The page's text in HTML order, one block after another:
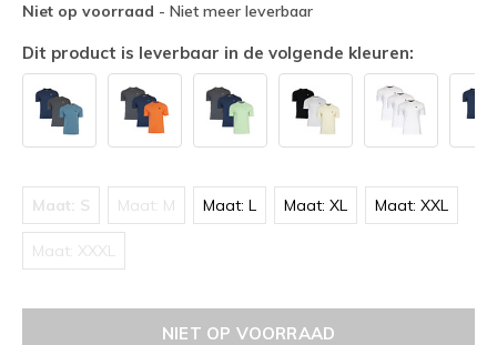
Niet op voorraad - Niet meer leverbaar
Dit product is leverbaar in de volgende kleuren:
Maat: S Maat: M Maat: L Maat: XL Maat: XXL
Maat: XXXL
NIET OP VOORRAAD